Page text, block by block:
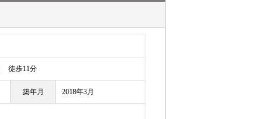
徒歩11分
築年月 2018年3月